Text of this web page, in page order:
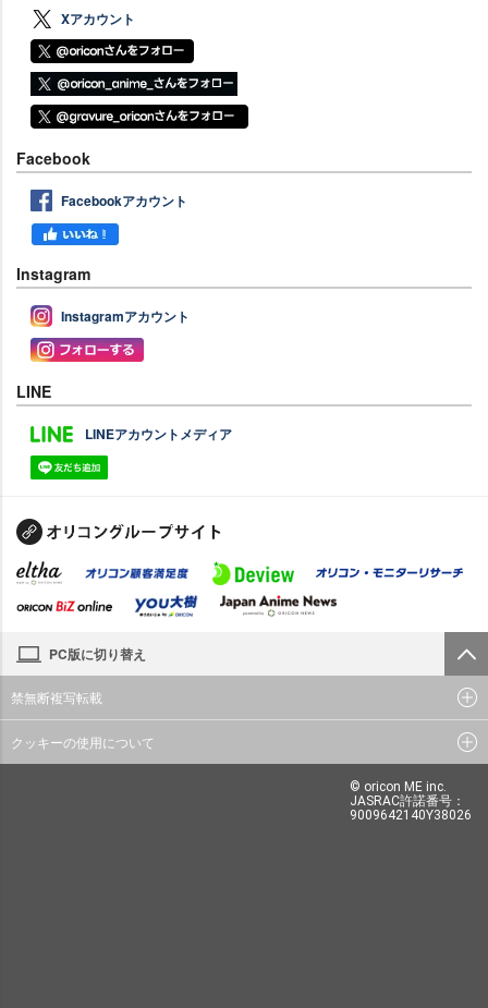
Xアカウント
Facebook
Facebookアカウント
Instagram
Instagramアカウント
LINE
LINEアカウントメディア
PC版に切り替え
禁無断複写転載
クッキーの使用について
© oricon ME inc.
JASRAC許諾番号：
9009642140Y38026